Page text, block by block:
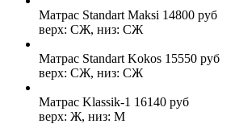
Матрас Standart Maksi 14800 руб
верх: СЖ, низ: СЖ
Матрас Standart Kokos 15550 руб
верх: СЖ, низ: СЖ
Матрас Klassik-1 16140 руб
верх: Ж, низ: М